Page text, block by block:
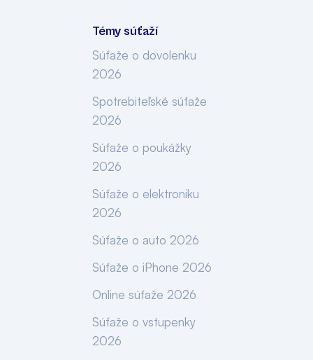
Témy súťaží
Súťaže o dovolenku
2026
Spotrebiteľské súťaže
2026
Súťaže o poukážky
2026
Súťaže o elektroniku
2026
Súťaže o auto 2026
Súťaže o iPhone 2026
Online súťaže 2026
Súťaže o vstupenky
2026